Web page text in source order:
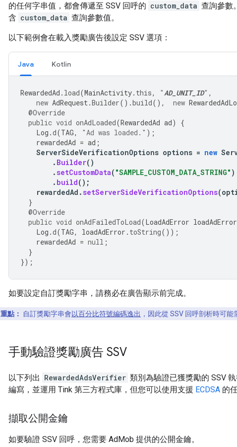
的任何字串值，都會傳遞至 SSV 回呼的 custom_data 查詢參數
含 custom_data 查詢參數值。
以下範例會在載入獎勵廣告後設定 SSV 選項：
Java Kotlin
RewardedAd . load(MainActivity. this, "AD_UNIT_ID" ,
new AdRequest.Builder().build(), new
@Override
public void onAdLoaded(RewardedAd ad)
{
Log .d(TAG, "Ad was loaded." );
rewardedAd = ad ;
ServerSideVerificationOptions options = new
. Builder()
. setCustomData( "SAMPLE_CUSTOM_DATA_STRING" )
. build();
rewardedAd . setServerSideVerificationOptions(
}
@Override
public void onAdFailedToLoad(LoadAdError loadAdError
Log .d(TAG, loadAdError . toString());
rewardedAd = null ;
}
});
如要設定自訂獎勵字串，請務必在廣告顯示前完成。
重點： 自訂獎勵字串會以百分比符號編碼逸出 ，因此從 SSV 回呼剖析時可能
手動驗證獎勵廣告 SSV
以下列出 RewardedAdsVerifier 類別為驗證已獲獎勵的 SSV
編寫，並運用 Tink 第三方程式庫，但您可以使用支援 ECDSA 的
擷取公開金鑰
如要驗證 SSV 回呼，您需要 AdMob 提供的公開金鑰。